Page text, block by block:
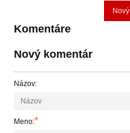
Komentáre
Nový komentár
Názov:
Meno:*